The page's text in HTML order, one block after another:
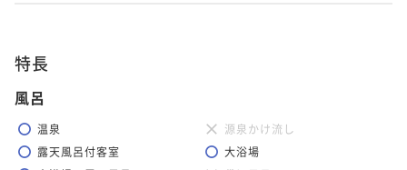
特長
風呂
温泉
源泉かけ流し
露天風呂付客室
大浴場